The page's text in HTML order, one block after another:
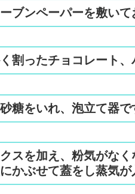
ブンペーパーを敷いて
割ったチョコレート、
糖をいれ、泡立て器で
スを加え、粉気がな
かぶせて蓋をし蒸気が